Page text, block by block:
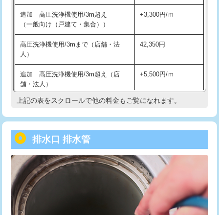
廃棄・処分
※給水管工事は20mmまでの価格です。
給水管工事※（支持金具設置) 5,500円
給水管工事※（保温材使用（バンド止
め込み）)
5,500円
給水管工事※（土の掘削・埋め戻し作
業)
11,000円
給水管工事※（塩ビ管（VP・HI）使
用/3ｍまで)
用（追加）/3ｍ超え)
給水管工事※（ライニング鋼管・銅
管・ポリ管・HT管使用/3ｍまで)
44,000円
給水管工事※（ライニング鋼管・銅
管・ポリ管・HT管使用/3ｍ超え)
+8,800円
追加 高圧洗浄機使用/3m超え
（一般向け（戸建て・集合））
+3,300円/ｍ
高圧洗浄機使用/3mまで（店舗・法
人）
42,350円
追加 高圧洗浄機使用/3m超え（店
舗・法人）
+5,500円/ｍ
高度高圧洗浄換 現地調査
トーラー機使用/3mまで
追加トーラー機使用/3m超え +3,300円
カメラ調査 33,000円
桝清掃 8,800円
上記の表をスクロールで他の料金もご覧になれます。
排水口 排水管